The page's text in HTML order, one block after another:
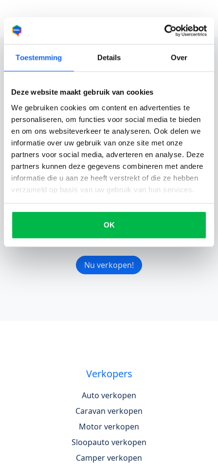
Toestemming Details Over
Deze website maakt gebruik van cookies
We gebruiken cookies om content en advertenties te
personaliseren, om functies voor social media te bieden
en om ons websiteverkeer te analyseren. Ook delen we
informatie over uw gebruik van onze site met onze
partners voor social media, adverteren en analyse. Deze
partners kunnen deze gegevens combineren met andere
informatie die u aan ze heeft verstrekt of die ze hebben
verzameld op basis van uw gebruik van hun services.
OK
Eenvoudig en snel je voertuig
verkopen?
Wil je zonder gedoe je auto verkopen? Kies voor OSW
en profiteer van:
Binnen 24 uur een bod
Gratis ophalen, betaling en vrijwaring
Alleen erkende bedrijven
Wij onderhandelen voor jou
Voor verkopers kosteloos en vrijblijvend
Je kunt het bod vrijblijvend accepteren of
weigeren
Nu verkopen!
Verkopers
Auto verkopen
Caravan verkopen
Motor verkopen
Sloopauto verkopen
Camper verkopen